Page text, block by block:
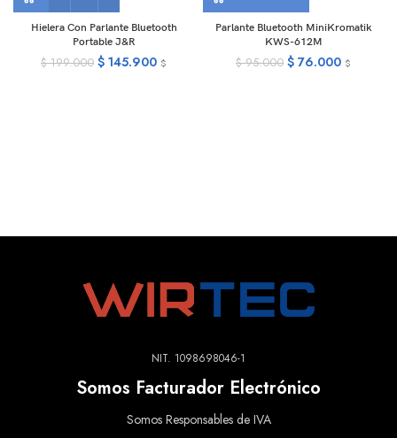
Hielera Con Parlante Bluetooth
Portable J&R
$199.000 $ 145.900 $
Parlante Bluetooth MiniKromatik
KWS-612M
$95.000 $ 76.000 $
NIT. 1098698046-1
Somos Facturador Electrónico
Somos Responsables de IVA